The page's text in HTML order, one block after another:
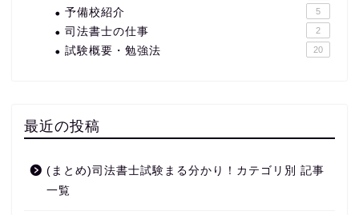
予備校紹介 5
司法書士の仕事 2
試験概要・勉強法 20
最近の投稿
(まとめ)司法書士試験まる分かり！カテゴリ別 記事
一覧